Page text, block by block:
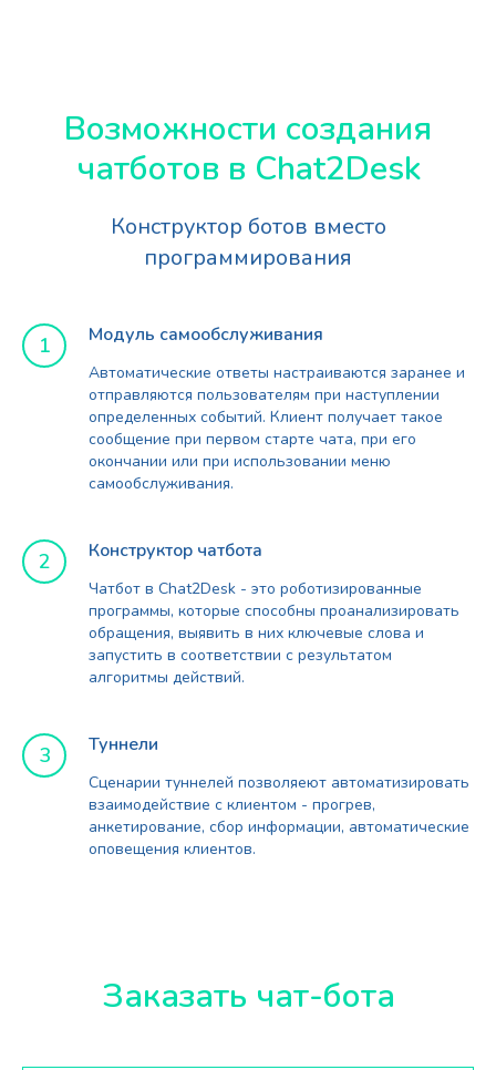
Возможности создания
чатботов в Chat2Desk
Конструктор ботов вместо
программирования
Модуль самообслуживания
Автоматические ответы настраиваются заранее и
отправляются пользователям при наступлении
определенных событий. Клиент получает такое
сообщение при первом старте чата, при его
окончании или при использовании меню
самообслуживания.
Конструктор чатбота
Чатбот в Chat2Desk - это роботизированные
программы, которые способны проанализировать
обращения, выявить в них ключевые слова и
запустить в соответствии с результатом
алгоритмы действий.
Туннели
Сценарии туннелей позволяеют автоматизировать
взаимодействие с клиентом - прогрев,
анкетирование, сбор информации, автоматические
оповещения клиентов.
Заказать чат-бота